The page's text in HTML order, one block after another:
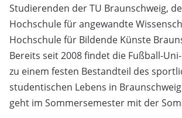
Studierenden der TU Braunschweig,
Hochschule für angewandte
Hochschule für Bildende Künste
Bereits seit 2008 findet die Fußball-
zu einem festen Bestandteil des
studentischen Lebens in
geht im Sommersemester mit der